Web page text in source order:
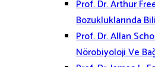
Prof. Dr. Arthur
Bozukluklarında
Prof. Dr. Allan
Nörobiyoloji Ve